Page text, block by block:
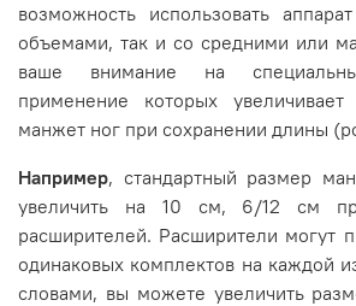
возможность использовать
объемами, так и со средними или
ваше внимание на
применение которых
манжет ног при сохранении длины
Например, стандартный размер
увеличить на 10 см, 6/12 см
расширителей. Расширители могут
одинаковых комплектов на каждой
словами, вы можете увеличить